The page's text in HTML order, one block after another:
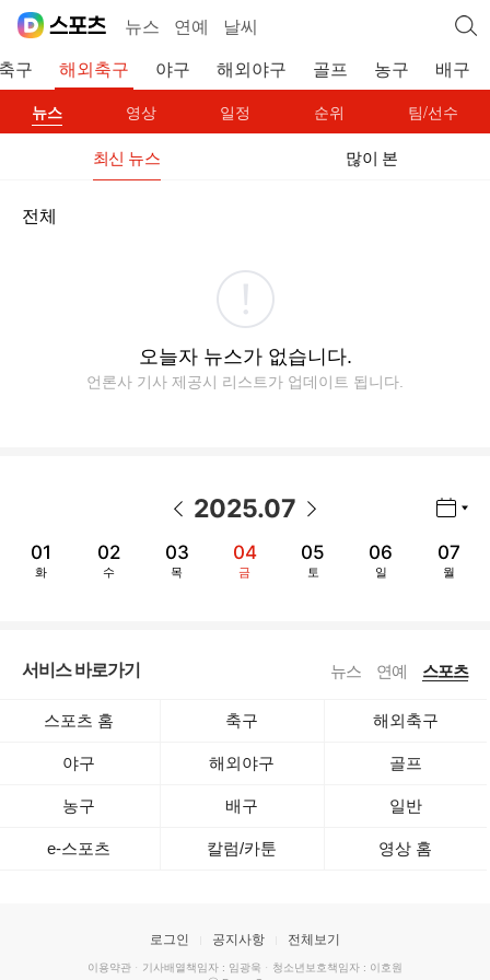
뉴스 연예 날씨
구 해외축구 야구 해외야구 골프 농구 배구
뉴스 영상 일정 순위 팀/선수
최신 뉴스 많이 본
전체
오늘자 뉴스가 없습니다.
언론사 기사 제공시 리스트가 업데이트 됩니다.
2025.07
01
화
02
수
03
목
04
금
05
토
06
일
07
월
서비스 바로가기 뉴스 연예 스포츠
스포츠 홈 축구 해외축구
야구 해외야구 골프
농구 배구 일반
e-스포츠 칼럼/카툰 영상 홈
로그인 공지사항 전체보기
이용약관 · 기사배열책임자 : 임광욱 · 청소년보호책임자 : 이호원